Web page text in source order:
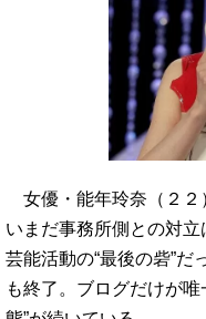
女優・能年玲奈（２２
いまだ事務所側との対
芸能活動の“最後の砦”
も終了。ブログだけが